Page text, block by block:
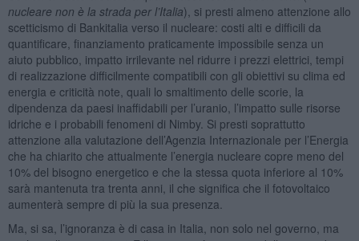
nucleare non è la strada per l’Italia), si presti almeno attenzione allo
scetticismo di Bankitalia verso il nucleare: costi alti e difficili da
quantificare, finanziamento praticamente impossibile senza un
aiuto pubblico, impatto irrilevante nel ridurre i prezzi elettrici, tempi
di realizzazione difficilmente compatibili con gli obiettivi su clima ed
energia e criticità note, quali lo smaltimento delle scorie, la
dipendenza da paesi inaffidabili per l’uranio, l’impatto sulle risorse
idriche e i probabili fenomeni di Nimby. Si presti soprattutto
attenzione alla valutazione dell’Agenzia Internazionale per l’Energia
che ha chiarito che attualmente l’energia nucleare copre meno del
10% del bisogno energetico e che la stessa quota inferiore al 10%
sarà mantenuta tra trenta anni, il che significa che il fotovoltaico
aumenterà sempre di più la sua presenza.
Ma, si sa, l’ignoranza è di casa in Italia, non solo nel governo, ma